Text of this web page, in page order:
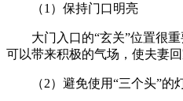
（1）保持门口明亮
大门入口的“玄关”位置很
可以带来积极的气场，使夫妻
（2）避免使用“三个头”的